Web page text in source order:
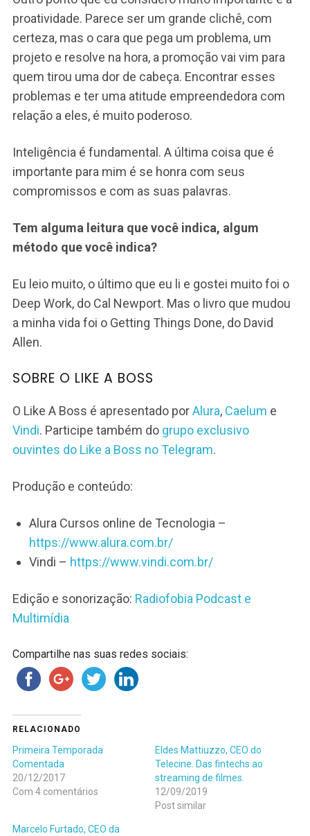
proatividade. Parece ser um grande clichê, com
certeza, mas o cara que pega um problema, um
projeto e resolve na hora, a promoção vai vim para
quem tirou uma dor de cabeça. Encontrar esses
problemas e ter uma atitude empreendedora com
relação a eles, é muito poderoso.
Inteligência é fundamental. A última coisa que é
importante para mim é se honra com seus
compromissos e com as suas palavras.
Tem alguma leitura que você indica, algum
método que você indica?
Eu leio muito, o último que eu li e gostei muito foi o
Deep Work, do Cal Newport. Mas o livro que mudou
a minha vida foi o Getting Things Done, do David
Allen.
SOBRE O LIKE A BOSS
O Like A Boss é apresentado porAlura, Caelum e
Vindi. Participe também do grupo exclusivo
ouvintes do Like a Boss no Telegram.
Produção e conteúdo:
Alura Cursos online de Tecnologia –
https://www.alura.com.br/
Vindi – https://www.vindi.com.br/
Edição e sonorização: Radiofobia Podcast e
Multimídia
Compartilhe nas suas redes sociais:
RELACIONADO
Primeira Temporada
Comentada
20/12/2017
Com 4 comentários
Eldes Mattiuzzo, CEO do
Telecine. Das fintechs ao
streaming de filmes.
12/09/2019
Post similar
Marcelo Furtado, CEO da